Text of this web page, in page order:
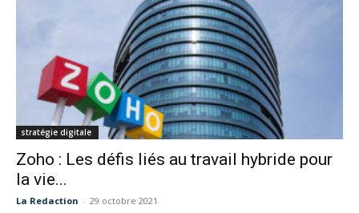
stratégie digitale
Zoho : Les défis liés au travail hybride pour
la vie...
La Redaction - 29 octobre 2021